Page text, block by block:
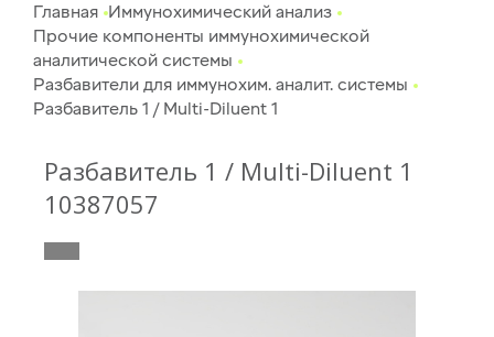
Главная Иммунохимический анализ
Прочие компоненты иммунохимической
аналитической системы
Разбавители для иммунохим. аналит. системы
Разбавитель 1 / Multi-Diluent 1
Разбавитель 1 / Multi-Diluent 1
10387057